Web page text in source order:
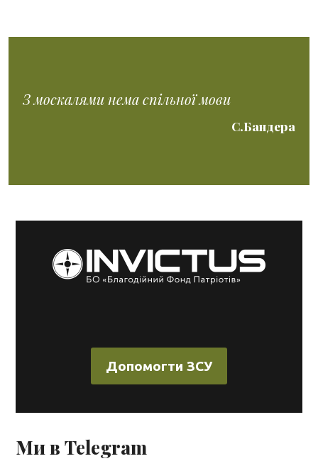
З москалями нема спільної мови
С.Бандера
Допомогти ЗСУ
Ми в Telegram